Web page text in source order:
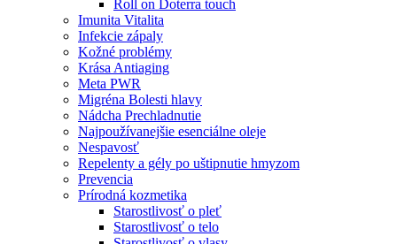
Roll on Doterra touch
Imunita Vitalita
Infekcie zápaly
Kožné problémy
Krása Antiaging
Meta PWR
Migréna Bolesti hlavy
Nádcha Prechladnutie
Najpoužívanejšie esenciálne oleje
Nespavosť
Repelenty a gély po uštipnutie hmyzom
Prevencia
Prírodná kozmetika
Starostlivosť o pleť
Starostlivosť o telo